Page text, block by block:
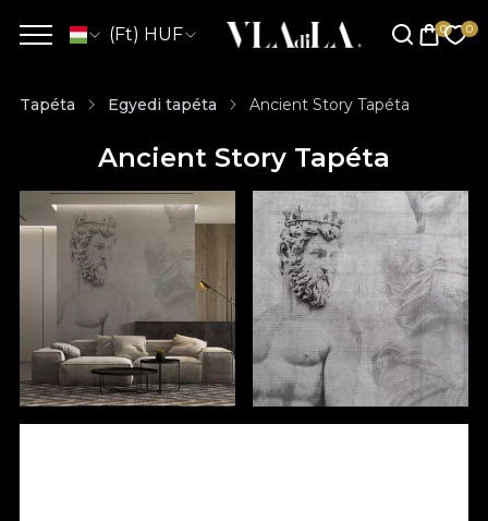
(Ft) HUF
Tapéta Egyedi tapéta Ancient Story Tapéta
Ancient Story Tapéta